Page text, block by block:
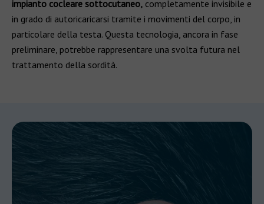
impianto cocleare sottocutaneo, completamente invisibile e
in grado di autoricaricarsi tramite i movimenti del corpo, in
particolare della testa. Questa tecnologia, ancora in fase
preliminare, potrebbe rappresentare una svolta futura nel
trattamento della sordità.